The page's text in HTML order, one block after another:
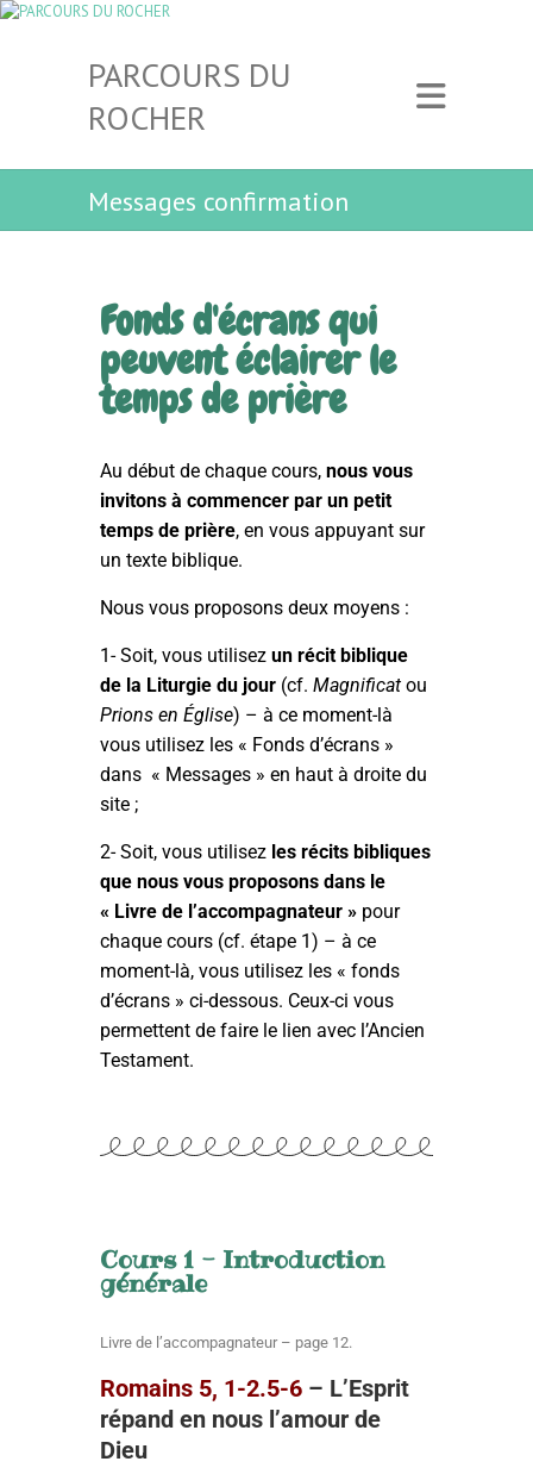
PARCOURS DU
ROCHER
Messages confirmation
Fonds d'écrans qui
peuvent éclairer le
temps de prière
Au début de chaque cours, nous vous
invitons à commencer par un petit
temps de prière, en vous appuyant sur
un texte biblique.
Nous vous proposons deux moyens :
1- Soit, vous utilisez un récit biblique
de la Liturgie du jour (cf. Magnificat ou
Prions en Église) – à ce moment-là
vous utilisez les « Fonds d’écrans »
dans « Messages » en haut à droite du
site ;
2- Soit, vous utilisez les récits bibliques
que nous vous proposons dans le
« Livre de l’accompagnateur » pour
chaque cours (cf. étape 1) – à ce
moment-là, vous utilisez les « fonds
d’écrans » ci-dessous. Ceux-ci vous
permettent de faire le lien avec l’Ancien
Testament.
Cours 1 - Introduction
générale
Livre de l’accompagnateur – page 12.
Romains 5, 1-2.5-6 – L’Esprit
répand en nous l’amour de
Dieu